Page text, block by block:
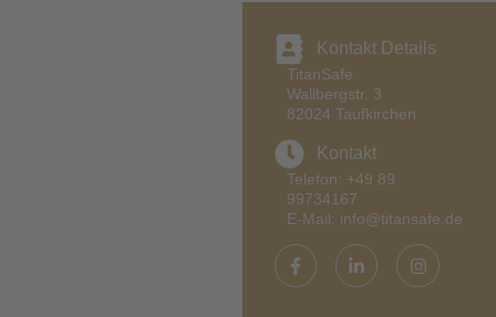
Kontakt Details
TitanSafe
Wallbergstr. 3
82024 Taufkirchen
Kontakt
Telefon: +49 89
99734167
E-Mail: info@titansafe.de